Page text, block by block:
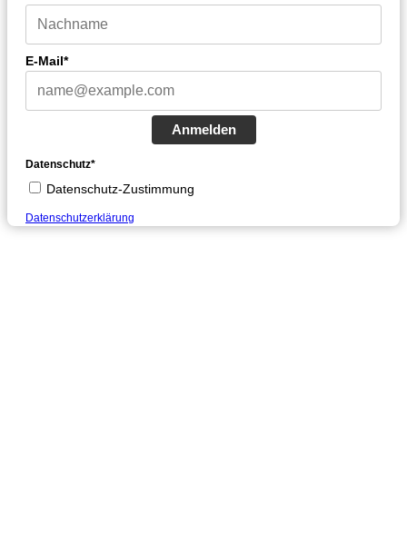
E-Mail*
Anmelden
Datenschutz*
Datenschutz-Zustimmung
Datenschutzerklärung